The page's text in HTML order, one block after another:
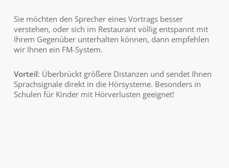
Sie möchten den Sprecher eines Vortrags besser
verstehen, oder sich im Restaurant völlig entspannt mit
Ihrem Gegenüber unterhalten können, dann empfehlen
wir Ihnen ein FM-System.
Vorteil: Überbrückt größere Distanzen und sendet Ihnen
Sprachsignale direkt in die Hörsysteme. Besonders in
Schulen für Kinder mit Hörverlusten geeignet!